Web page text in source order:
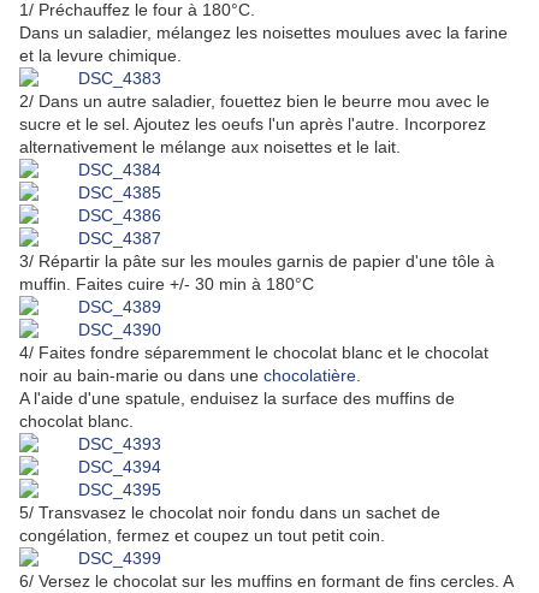
1/ Préchauffez le four à 180°C.
Dans un saladier, mélangez les noisettes moulues avec la farine
et la levure chimique.
2/ Dans un autre saladier, fouettez bien le beurre mou avec le
sucre et le sel. Ajoutez les oeufs l'un après l'autre. Incorporez
alternativement le mélange aux noisettes et le lait.
3/ Répartir la pâte sur les moules garnis de papier d'une tôle à
muffin. Faites cuire +/- 30 min à 180°C
4/ Faites fondre séparemment le chocolat blanc et le chocolat
noir au bain-marie ou dans une chocolatière
A l'aide d'une spatule, enduisez la surface des muffins de
chocolat blanc.
5/ Transvasez le chocolat noir fondu dans un sachet de
congélation, fermez et coupez un tout petit coin.
6/ Versez le chocolat sur les muffins en formant de fins cercles. A